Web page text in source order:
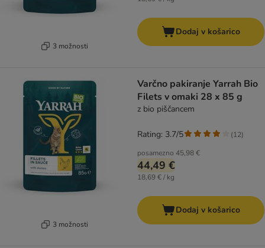
3 možnosti
Dodaj v košarico
3 možnosti
Varčno pakiranje Yarrah Bio
Filets v omaki 28 x 85 g
z bio piščancem
posamezno 45,98 €
44,49 €
18,69 € / kg
Rating: 3.7/5 (12)
Dodaj v košarico